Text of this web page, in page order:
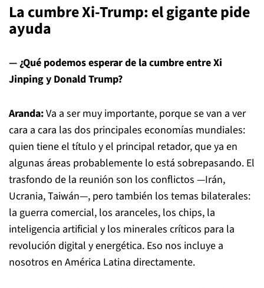
La cumbre Xi-Trump: el gigante pide
ayuda
— ¿Qué podemos esperar de la cumbre entre Xi
Jinping y Donald Trump?
Aranda:Va a ser muy importante, porque se van a ver
cara a cara las dos principales economías mundiales:
quien tiene el título y el principal retador, que ya en
algunas áreas probablemente lo está sobrepasando. El
trasfondo de la reunión son los conflictos —Irán,
Ucrania, Taiwán—, pero también los temas bilaterales:
la guerra comercial, los aranceles, los chips, la
inteligencia artificial y los minerales críticos para la
revolución digital y energética. Eso nos incluye a
nosotros en América Latina directamente.